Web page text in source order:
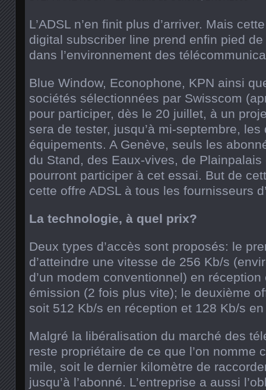
L’ADSL n’en finit plus d’arriver. Mais
digital subscriber line prend enfin pied
dans l’environnement des
Blue Window, Econophone, KPN ainsi
sociétés sélectionnées par Swisscom
pour participer, dès le 20 juillet, à un
sera de tester, jusqu’à mi-septembre, les
équipements. A Genève, seuls les
du Stand, des Eaux-vives, de Plainpalais
pourront participer à cet essai. But de
cette offre ADSL à tous les fournisseurs
La technologie, à quel prix?
Deux types d’accès sont proposés: le
d’atteindre une vitesse de 256 Kb/s
d’un modem conventionnel) en
émission (2 fois plus vite); le deuxième
soit 512 Kb/s en réception et 128 Kb/s
Malgré la libéralisation du marché des
reste propriétaire de ce que l’on nomme
mile, soit le dernier kilomètre de
jusqu’à l’abonné. L’entreprise a aussi